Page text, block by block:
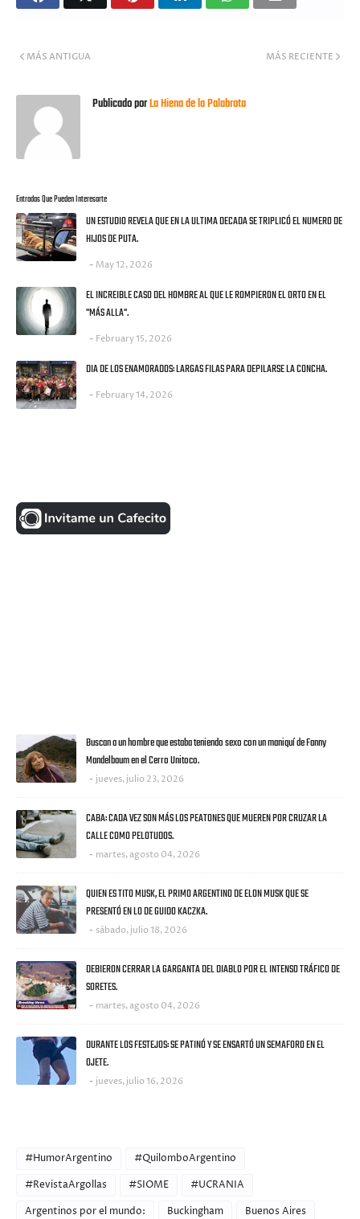
MÁS RECIENTE
MÁS ANTIGUA
Publicado porLa Hiena de la Palabrota
Entradas Que Pueden Interesarte
UN ESTUDIO REVELA QUE EN LA ULTIMA DECADA SE TRIPLICÓ EL NUMERO DE
HIJOS DE PUTA.
May 12, 2026
EL INCREIBLE CASO DEL HOMBRE AL QUE LE ROMPIERON EL ORTO EN EL
"MÁS ALLA".
February 15, 2026
DIA DE LOS ENAMORADOS: LARGAS FILAS PARA DEPILARSE LA CONCHA.
February 14, 2026
Buscan a un hombre que estaba teniendo sexo con un maniquí de Fanny
Mandelbaum en el Cerro Unitoco.
jueves, julio 23, 2026
CABA: CADA VEZ SON MÁS LOS PEATONES QUE MUEREN POR CRUZAR LA
CALLE COMO PELOTUDOS.
martes, agosto 04, 2026
QUIEN ES TITO MUSK, EL PRIMO ARGENTINO DE ELON MUSK QUE SE
PRESENTÓ EN LO DE GUIDO KACZKA.
sábado, julio 18, 2026
DEBIERON CERRAR LA GARGANTA DEL DIABLO POR EL INTENSO TRÁFICO DE
SORETES.
martes, agosto 04, 2026
DURANTE LOS FESTEJOS: SE PATINÓ Y SE ENSARTÓ UN SEMAFORO EN EL
OJETE.
jueves, julio 16, 2026
#HumorArgentino
#QuilomboArgentino
#RevistaArgollas
#SIOME
#UCRANIA
Argentinos por el mundo:
Buckingham
Buenos Aires